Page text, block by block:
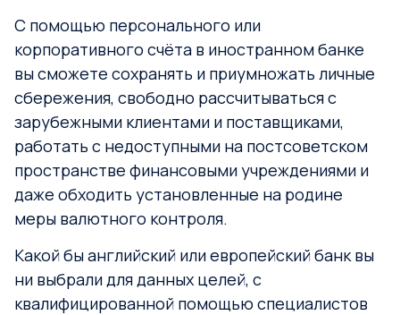
С помощью персонального или
корпоративного счёта в иностранном банке
вы сможете сохранять и приумножать личные
сбережения, свободно рассчитываться с
зарубежными клиентами и поставщиками,
работать с недоступными на постсоветском
пространстве финансовыми учреждениями и
даже обходить установленные на родине
меры валютного контроля.
Какой бы английский или европейский банк вы
ни выбрали для данных целей, с
квалифицированной помощью специалистов